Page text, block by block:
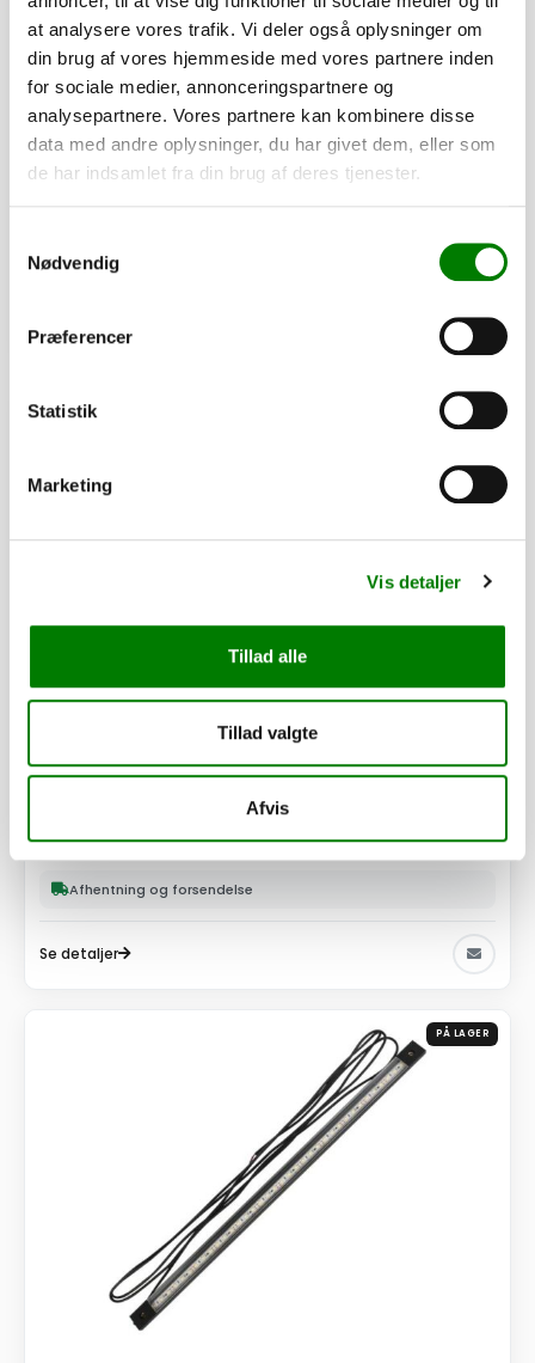
at analysere vores trafik. Vi deler også oplysninger om
din brug af vores hjemmeside med vores partnere inden
for sociale medier, annonceringspartnere og
analysepartnere. Vores partnere kan kombinere disse
data med andre oplysninger, du har givet dem, eller som
de har indsamlet fra din brug af deres tjenester.
Nødvendig
Præferencer
Statistik
Marketing
Vis detaljer
Tillad alle
Tillad valgte
Afvis
SKU: 30292
Lygtesæt VA 2717 T3 - komplet ECE
Afhentning og forsendelse
Se detaljer
PÅ LAGER
Lygtesæt LED 18M3/M4/B4/M2/B3, Fristom
2.472,00kr.ekskl. moms
Afhentning og forsendelse
Se detaljer
PÅ LAGER